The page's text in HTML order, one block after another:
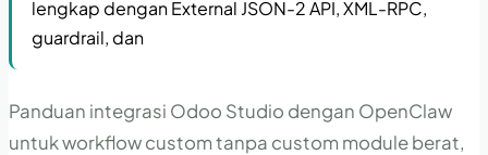
lengkap dengan External JSON-2 API, XML-RPC,
guardrail, dan
Panduan integrasi Odoo Studio dengan OpenClaw
untuk workflow custom tanpa custom module berat,